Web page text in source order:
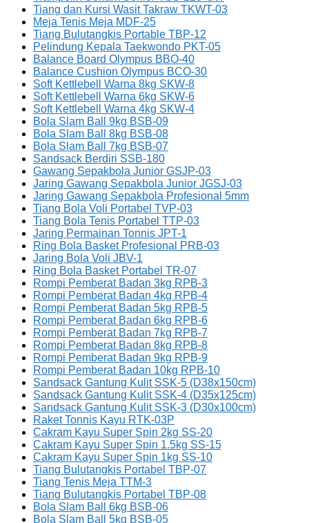
Tiang dan Kursi Wasit Takraw TKWT-03
Meja Tenis Meja MDF-25
Tiang Bulutangkis Portable TBP-12
Pelindung Kepala Taekwondo PKT-05
Balance Board Olympus BBO-40
Balance Cushion Olympus BCO-30
Soft Kettlebell Warna 8kg SKW-8
Soft Kettlebell Warna 6kg SKW-6
Soft Kettlebell Warna 4kg SKW-4
Bola Slam Ball 9kg BSB-09
Bola Slam Ball 8kg BSB-08
Bola Slam Ball 7kg BSB-07
Sandsack Berdiri SSB-180
Gawang Sepakbola Junior GSJP-03
Jaring Gawang Sepakbola Junior JGSJ-03
Jaring Gawang Sepakbola Profesional 5mm
Tiang Bola Voli Portabel TVP-03
Tiang Bola Tenis Portabel TTP-03
Jaring Permainan Tonnis JPT-1
Ring Bola Basket Profesional PRB-03
Jaring Bola Voli JBV-1
Ring Bola Basket Portabel TR-07
Rompi Pemberat Badan 3kg RPB-3
Rompi Pemberat Badan 4kg RPB-4
Rompi Pemberat Badan 5kg RPB-5
Rompi Pemberat Badan 6kg RPB-6
Rompi Pemberat Badan 7kg RPB-7
Rompi Pemberat Badan 8kg RPB-8
Rompi Pemberat Badan 9kg RPB-9
Rompi Pemberat Badan 10kg RPB-10
Sandsack Gantung Kulit SSK-5 (D38x150cm)
Sandsack Gantung Kulit SSK-4 (D35x125cm)
Sandsack Gantung Kulit SSK-3 (D30x100cm)
Raket Tonnis Kayu RTK-03P
Cakram Kayu Super Spin 2kg SS-20
Cakram Kayu Super Spin 1.5kg SS-15
Cakram Kayu Super Spin 1kg SS-10
Tiang Bulutangkis Portabel TBP-07
Tiang Tenis Meja TTM-3
Tiang Bulutangkis Portabel TBP-08
Bola Slam Ball 6kg BSB-06
Bola Slam Ball 5kg BSB-05